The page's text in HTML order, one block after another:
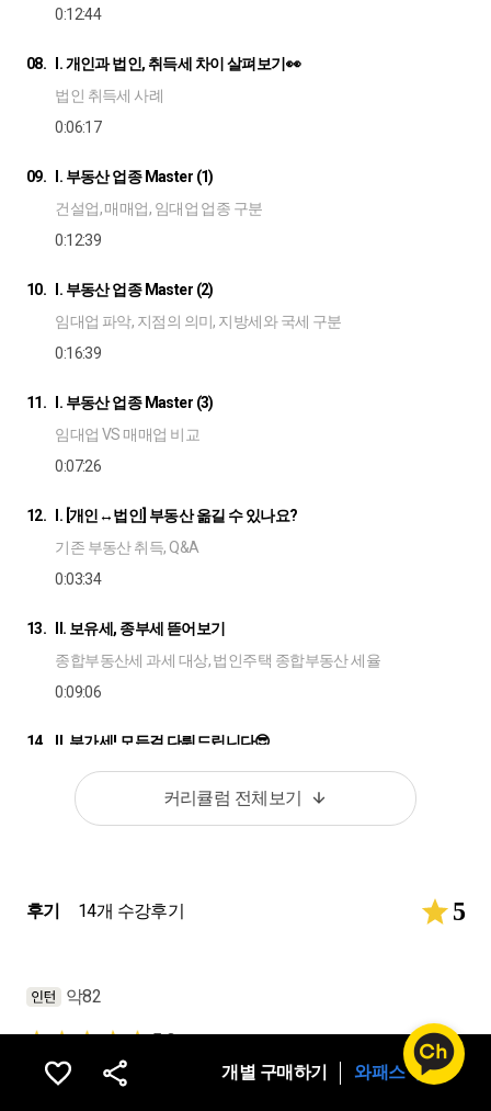
0:12:44
08.
I. 개인과 법인, 취득세 차이 살펴보기👀
법인 취득세 사례
0:06:17
09.
I. 부동산 업종 Master (1)
건설업, 매매업, 임대업 업종 구분
0:12:39
10.
I. 부동산 업종 Master (2)
임대업 파악, 지점의 의미, 지방세와 국세 구분
0:16:39
11.
I. 부동산 업종 Master (3)
임대업 VS 매매업 비교
0:07:26
12.
I. [개인↔법인] 부동산 옮길 수 있나요?
기존 부동산 취득, Q&A
0:03:34
13.
II. 보유세, 종부세 뜯어보기
종합부동산세 과세 대상, 법인주택 종합부동산 세율
0:09:06
14.
II. 부가세! 모든걸 다뤄드립니다😎
상가, 주택, 토지 구분, 간주임대료, 조기 환급 신고
0:11:12
0:10:39
가수금, 가지급금 의미
0:07:28
17. II. 간주취득세 내야 하나요?
커리큘럼 전체보기
후기 14개 수강후기 5
악82
5.0
실무를 하다보면 개인/법인사업자 구분없이 부동산 관련한 업무가 많
개별 구매하기 와패스 구독